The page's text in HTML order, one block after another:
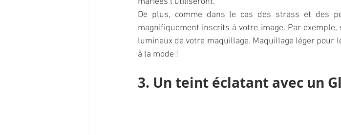
De plus, comme dans le cas des strass et des
magnifiquement inscrits à votre image. Par
lumineux de votre maquillage. Maquillage léger pour
à la mode !
3. Un teint éclatant avec un